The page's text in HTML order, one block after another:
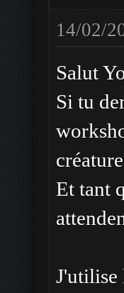
14/02/
Salut
Si tu
Et tant
J'utilise